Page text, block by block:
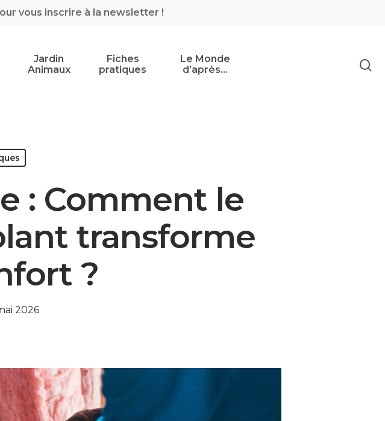
vous inscrire à la newsletter !
Jardin
Animaux
Fiches
pratiques
Le Monde
d’après…
: Comment le
transforme
?
2026